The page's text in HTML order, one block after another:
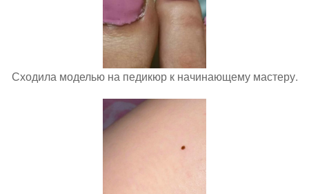
Сходила моделью на педикюр к начинающему мастеру.